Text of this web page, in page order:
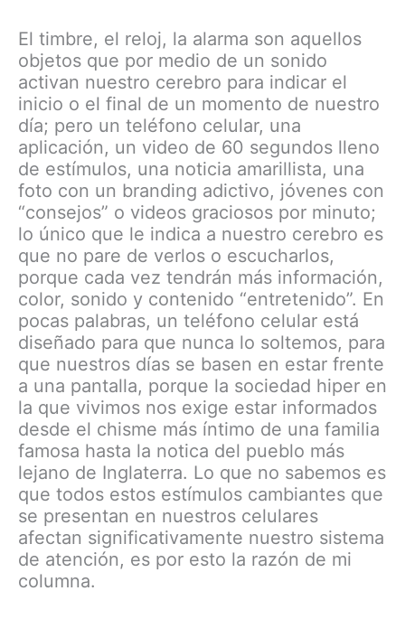
El timbre, el reloj, la alarma son aquellos
objetos que por medio de un sonido
activan nuestro cerebro para indicar el
inicio o el final de un momento de nuestro
día; pero un teléfono celular, una
aplicación, un video de 60 segundos lleno
de estímulos, una noticia amarillista, una
foto con un branding adictivo, jóvenes con
“consejos” o videos graciosos por minuto;
lo único que le indica a nuestro cerebro es
que no pare de verlos o escucharlos,
porque cada vez tendrán más información,
color, sonido y contenido “entretenido”. En
pocas palabras, un teléfono celular está
diseñado para que nunca lo soltemos, para
que nuestros días se basen en estar frente
a una pantalla, porque la sociedad hiper en
la que vivimos nos exige estar informados
desde el chisme más íntimo de una familia
famosa hasta la notica del pueblo más
lejano de Inglaterra. Lo que no sabemos es
que todos estos estímulos cambiantes que
se presentan en nuestros celulares
afectan significativamente nuestro sistema
de atención, es por esto la razón de mi
columna.